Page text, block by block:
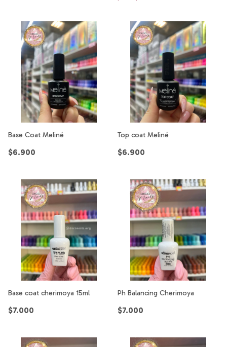
Base Coat Meliné
$6.900
Top coat Meliné
$6.900
Base coat cherimoya 15ml
$7.000
Ph Balancing Cherimoya
$7.000